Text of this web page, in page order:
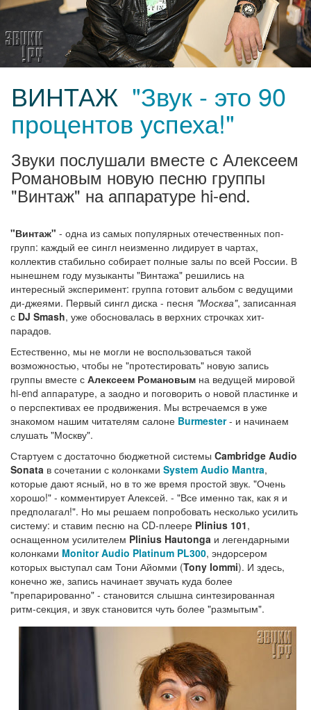
ВИНТАЖ "Звук - это 90
процентов успеха!"
Звуки послушали вместе с Алексеем
Романовым новую песню группы
"Винтаж" на аппаратуре hi-end.
"Винтаж" - одна из самых популярных отечественных поп-
групп: каждый ее сингл неизменно лидирует в чартах,
коллектив стабильно собирает полные залы по всей России. В
нынешнем году музыканты "Винтажа" решились на
интересный эксперимент: группа готовит альбом с ведущими
ди-джеями. Первый сингл диска - песня "Москва", записанная
с DJ Smash, уже обосновалась в верхних строчках хит-
парадов.
Естественно, мы не могли не воспользоваться такой
возможностью, чтобы не "протестировать" новую запись
группы вместе с Алексеем Романовым на ведущей мировой
hi-end аппаратуре, а заодно и поговорить о новой пластинке и
о перспективах ее продвижения. Мы встречаемся в уже
знакомом нашим читателям салоне Burmester- и начинаем
слушать "Москву".
Стартуем с достаточно бюджетной системы Cambridge Audio
Sonata в сочетании с колонками System Audio Mantra,
которые дают ясный, но в то же время простой звук. "Очень
хорошо!" - комментирует Алексей. - "Все именно так, как я и
предполагал!". Но мы решаем попробовать несколько усилить
систему: и ставим песню на CD-плеере Plinius 101,
оснащенном усилителем Plinius Hautonga и легендарными
колонками Monitor Audio Platinum PL300, эндорсером
которых выступал сам Тони Айомми (Tony Iommi). И здесь,
конечно же, запись начинает звучать куда более
"препарированно" - становится слышна синтезированная
ритм-секция, и звук становится чуть более "размытым".